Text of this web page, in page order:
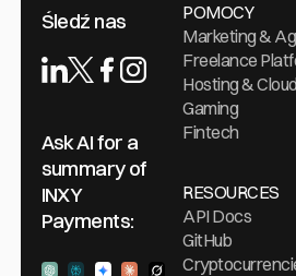
Śledź nas
Ask AI for a
summary of
INXY
Payments:
POMOCY
Marketing &
Freelance
Hosting &
Gaming
Fintech
RESOURCES
API Docs
GitHub